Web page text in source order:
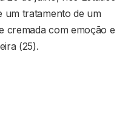
um tratamento de um
cremada com emoção e
(25).